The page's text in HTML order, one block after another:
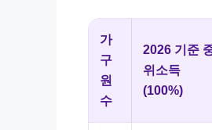
가
구
원
수
2026 기준
위소득
(100%)